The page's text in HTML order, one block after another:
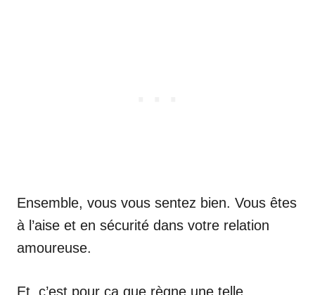
Ensemble, vous vous sentez bien. Vous êtes
à l’aise et en sécurité dans votre relation
amoureuse.
Et, c’est pour ça que règne une telle